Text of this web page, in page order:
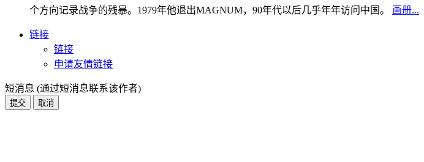
个方向记录战争的残暴。1979年他退出MAGNUM，90年代以后几乎年年访问中国。 画册...
链接
链接
申请友情链接
短消息 (通过短消息联系该作者)